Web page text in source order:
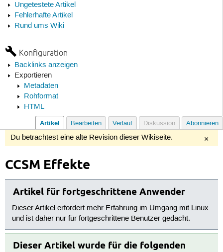
Ungetestete Artikel
Fehlerhafte Artikel
Rund ums Wiki
Konfiguration
Backlinks anzeigen
Exportieren
Metadaten
Rohformat
HTML
Artikel Bearbeiten Verlauf Diskussion Abonnieren
×
Du betrachtest eine alte Revision dieser Wikiseite.
CCSM Effekte
Artikel für fortgeschrittene Anwender
Dieser Artikel erfordert mehr Erfahrung im Umgang mit Linux
und ist daher nur für fortgeschrittene Benutzer gedacht.
Dieser Artikel wurde für die folgenden